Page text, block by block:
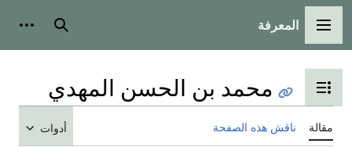
القائمة الرئيسية
المعرفة بحث
تبديل عرض جدول المحتويات
محمد بن الحسن المهدي
مقالة ناقش هذه الصفحة أدوات